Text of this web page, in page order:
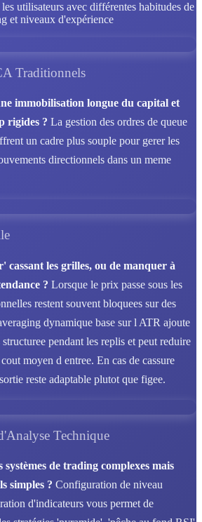
utilisateurs avec différentes habitudes de
et niveaux d'expérience
Traditionnels
immobilisation longue du capital et
rigides ? La gestion des ordres de queue
un cadre plus souple pour gerer les
directionnels dans un meme
cassant les grilles, ou de manquer à
? Lorsque le prix passe sous les
restent souvent bloquees sur des
dynamique base sur l ATR ajoute
pendant les replis et peut reduire
moyen d entree. En cas de cassure
reste adaptable plutot que figee.
Technique
de trading complexes mais
simples ? Configuration de niveau
d'indicateurs vous permet de